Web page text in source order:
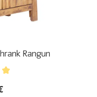
Rangun